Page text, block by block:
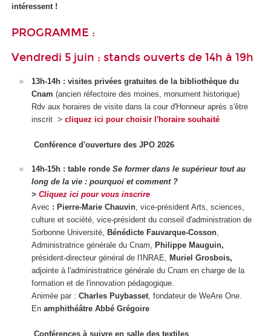
intéressent !
PROGRAMME :
Vendredi 5 juin : stands ouverts de 14h à 19h
13h-14h : visites privées gratuites de la bibliothèque du
Cnam (ancien réfectoire des moines, monument historique)
Rdv aux horaires de visite dans la cour d'Honneur après s'être
inscrit > cliquez ici pour choisir l'horaire souhaité
Conférence d'ouverture des JPO 2026
14h-15h : table ronde Se former dans le supérieur tout au
long de la vie : pourquoi et comment ?
> Cliquez ici pour vous inscrire
Avec : Pierre-Marie Chauvin, vice-président Arts, sciences,
culture et société, vice-président du conseil d'administration de
Sorbonne Université, Bénédicte Fauvarque-Cosson,
Administratrice générale du Cnam, Philippe Mauguin,
président-directeur général de l'INRAE, Muriel Grosbois,
adjointe à l'administratrice générale du Cnam en charge de la
formation et de l'innovation pédagogique.
Animée par : Charles Puybasset, fondateur de WeAre One.
En amphithéâtre Abbé Grégoire
Conférences à suivre en salle des textiles